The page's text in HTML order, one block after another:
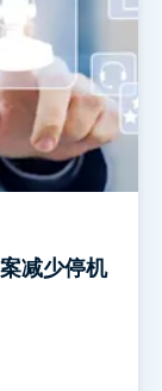
减少停机